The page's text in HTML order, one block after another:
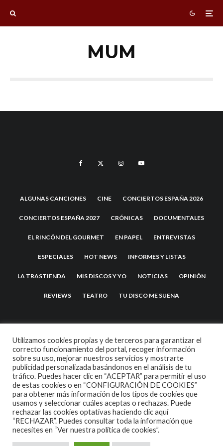
MUM
ALGUNAS CANCIONES CINE CONCIERTOS ESPAÑA 2026
CONCIERTOS ESPAÑA 2027 CRÓNICAS DOCUMENTALES
EL RINCÓN DEL GOURMET EN PAPEL ENTREVISTAS
ESPECIALES HOT NEWS INFORMES Y LISTAS
LA TRASTIENDA MIS DISCOS Y YO NOTICIAS OPINIÓN
REVIEWS TEATRO TU DISCO ME SUENA
2007 COPYRIGHT -CODETIPITHEME
Utilizamos cookies propias y de terceros para garantizar el
correcto funcionamiento del portal, recoger información
sobre su uso, mejorar nuestros servicios y mostrarte
publicidad personalizada basándonos en el análisis de tu
tráfico. Puedes hacer clic en “ACEPTAR” para permitir el uso
de estas cookies o en “CONFIGURACIÓN DE COOKIES”
para obtener más información de los tipos de cookies que
usamos y seleccionar cuáles aceptas o rechazas. Puede
rechazar las cookies optativas haciendo clic aquí
“RECHAZAR”. Puedes consultar toda la información que
necesites en “Ver nuestra política de cookies”.